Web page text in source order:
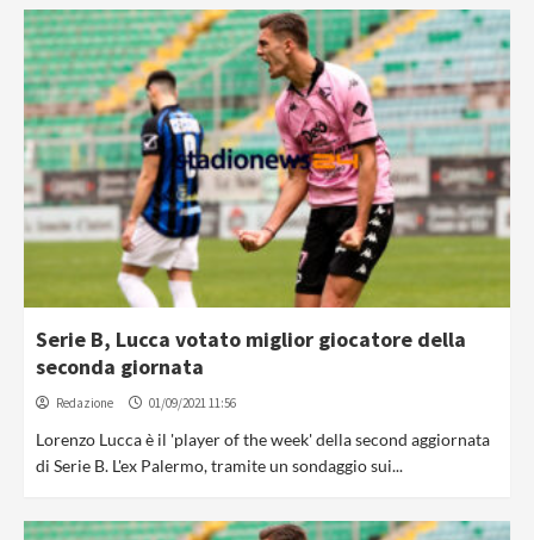
Serie B, Lucca votato miglior giocatore della
seconda giornata
Redazione 01/09/2021 11:56
Lorenzo Lucca è il 'player of the week' della second aggiornata
di Serie B. L'ex Palermo, tramite un sondaggio sui...